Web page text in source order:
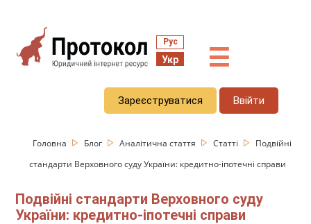
Рус
Укр ☰
Зареєструватися Ввійти
Головна Блог Аналітична стаття Статті
Подвійні
стандарти Верховного суду України: кредитно-іпотечні справи
Подвійні стандарти Верховного суду
України: кредитно-іпотечні справи